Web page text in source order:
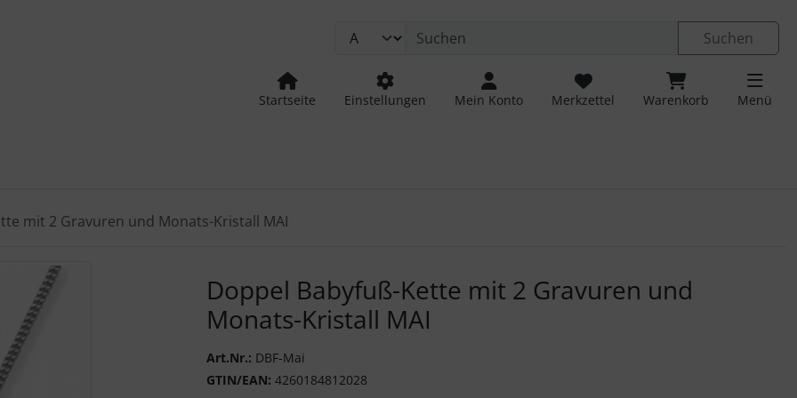
Suchen
Startseite Einstellungen Mein Konto Merkzettel Warenkorb Menü
mit 2 Gravuren und Monats-Kristall MAI
Doppel Babyfuß-Kette mit 2 Gravuren und
Monats-Kristall MAI
Art.Nr.: DBF-Mai
GTIN/EAN: 4260184812028
" und "Vor-Button" nutzen, um zwischen den Bildern zu navigieren. Zum Vergrößern klicken Sie auf das Bild.